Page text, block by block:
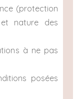
(protection
nature des
à ne pas
posées